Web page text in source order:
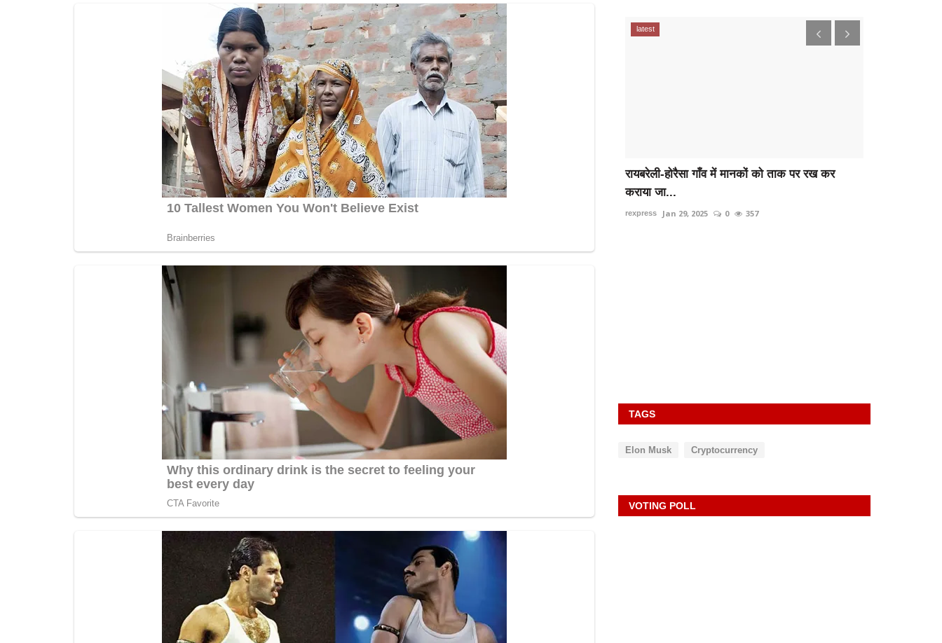
रायबरेली-गांव के ही आधा दर्जन दंबगों ने घर में घूसकर
latest
रायबरेली-स्मार्ट मीटर लगने के बाद नहीं बन पा रहे
बिजली...
Apr 2, 2025 0 650
latest
रायबरेली-होरैसा गाँव में मानकों को ताक पर रख कर
कराया जा...
rexpress Jan 29, 2025 0 357
TAGS
Elon Musk Cryptocurrency
VOTING POLL